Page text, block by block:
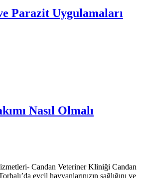
Parazit Uygulamaları
Nasıl Olmalı
Candan Veteriner Kliniği Candan
evcil hayvanlarınızın sağlığını ve